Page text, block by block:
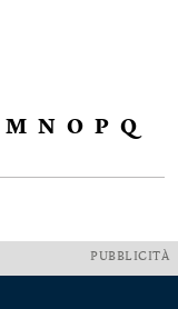
M N O P Q
PUBBLICITÀ